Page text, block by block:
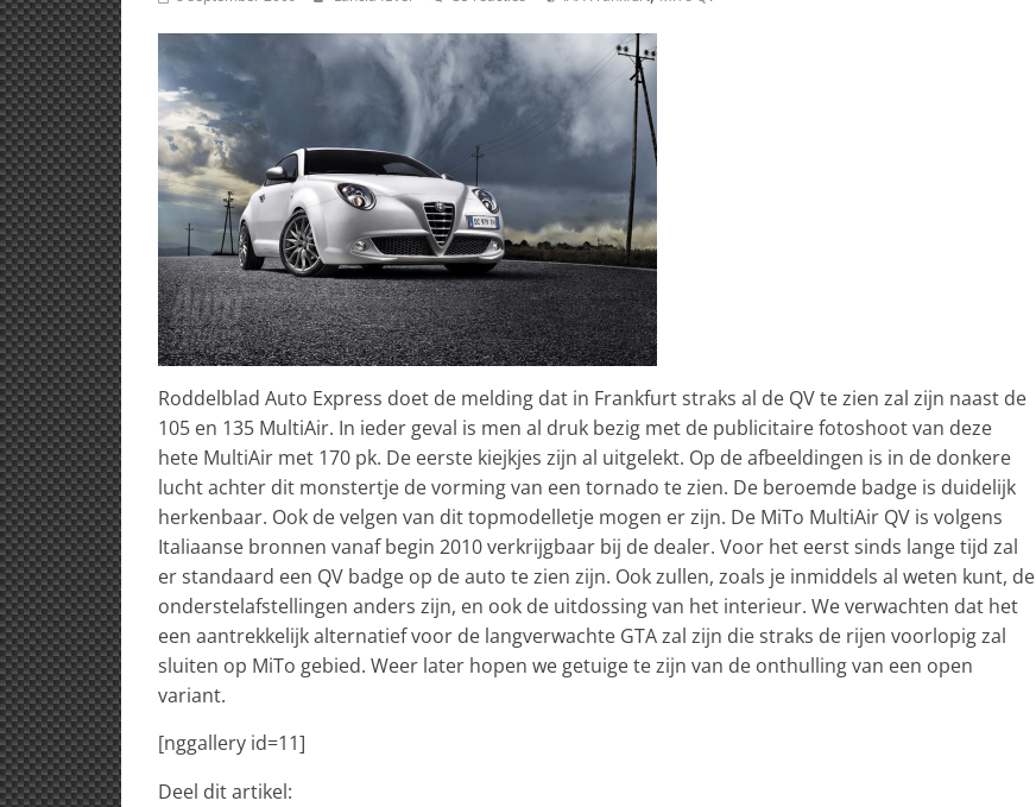
Roddelblad Auto Express doet de melding dat in Frankfurt straks al de QV te zien zal zijn naast de
105 en 135 MultiAir. In ieder geval is men al druk bezig met de publicitaire fotoshoot van deze
hete MultiAir met 170 pk. De eerste kiejkjes zijn al uitgelekt. Op de afbeeldingen is in de donkere
lucht achter dit monstertje de vorming van een tornado te zien. De beroemde badge is duidelijk
herkenbaar. Ook de velgen van dit topmodelletje mogen er zijn. De MiTo MultiAir QV is volgens
Italiaanse bronnen vanaf begin 2010 verkrijgbaar bij de dealer. Voor het eerst sinds lange tijd zal
er standaard een QV badge op de auto te zien zijn. Ook zullen, zoals je inmiddels al weten kunt, de
onderstelafstellingen anders zijn, en ook de uitdossing van het interieur. We verwachten dat het
een aantrekkelijk alternatief voor de langverwachte GTA zal zijn die straks de rijen voorlopig zal
sluiten op MiTo gebied. Weer later hopen we getuige te zijn van de onthulling van een open
variant.
[nggallery id=11]
Deel dit artikel: